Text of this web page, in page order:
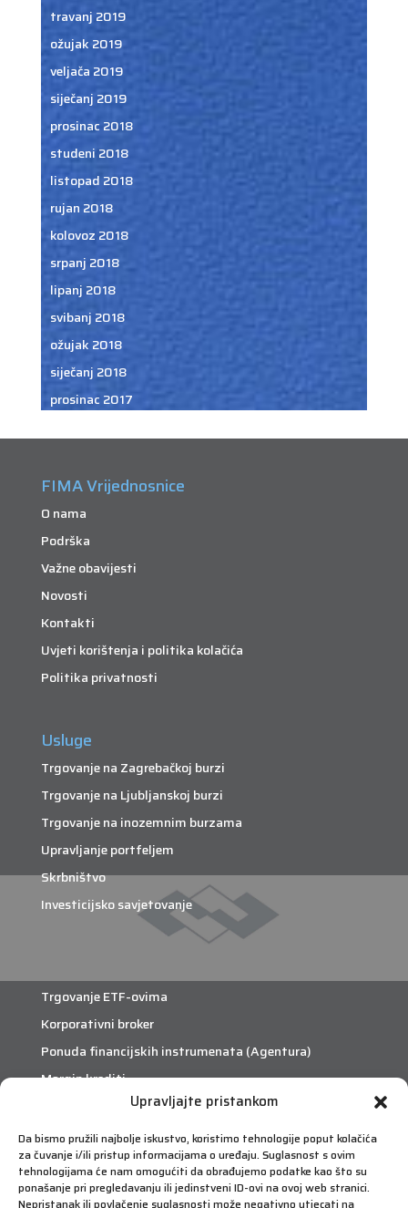
Upravljajte pristankom
Da bismo pružili najbolje iskustvo, koristimo tehnologije poput kolačića
za čuvanje i/ili pristup informacijama o uređaju. Suglasnost s ovim
tehnologijama će nam omogućiti da obrađujemo podatke kao što su
ponašanje pri pregledavanju ili jedinstveni ID-ovi na ovoj web stranici.
Nepristanak ili povlačenje suglasnosti može negativno utjecati na
travanj 2019
ožujak 2019
veljača 2019
siječanj 2019
prosinac 2018
studeni 2018
listopad 2018
rujan 2018
kolovoz 2018
srpanj 2018
lipanj 2018
svibanj 2018
ožujak 2018
siječanj 2018
prosinac 2017
FIMA Vrijednosnice
O nama
Podrška
Važne obavijesti
Novosti
Kontakti
Uvjeti korištenja i politika kolačića
Politika privatnosti
Usluge
Trgovanje na Zagrebačkoj burzi
Trgovanje na Ljubljanskoj burzi
Trgovanje na inozemnim burzama
Upravljanje portfeljem
Skrbništvo
Investicijsko savjetovanje
Trgovanje ETF-ovima
Korporativni broker
Ponuda financijskih instrumenata (Agentura)
Margin krediti
eTrade
Što je eTrade?